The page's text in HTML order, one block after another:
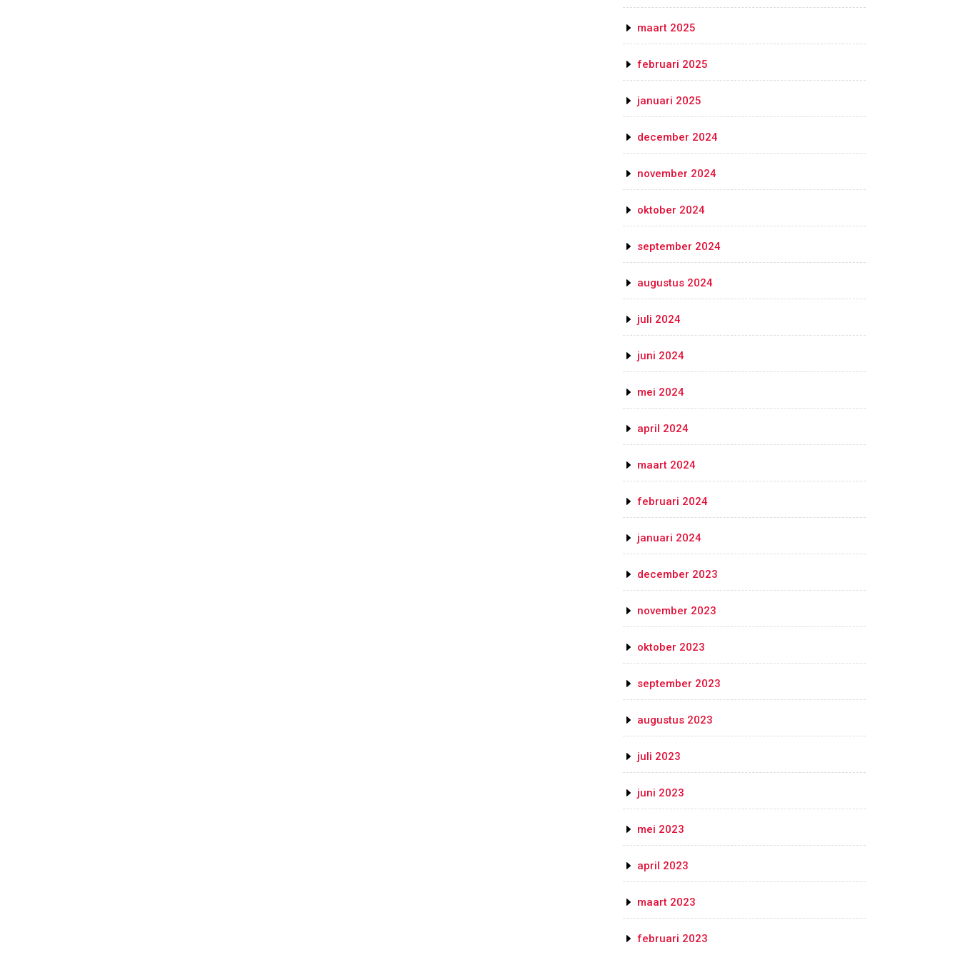
maart 2025
februari 2025
januari 2025
december 2024
november 2024
oktober 2024
september 2024
augustus 2024
juli 2024
juni 2024
mei 2024
april 2024
maart 2024
februari 2024
januari 2024
december 2023
november 2023
oktober 2023
september 2023
augustus 2023
juli 2023
juni 2023
mei 2023
april 2023
maart 2023
februari 2023